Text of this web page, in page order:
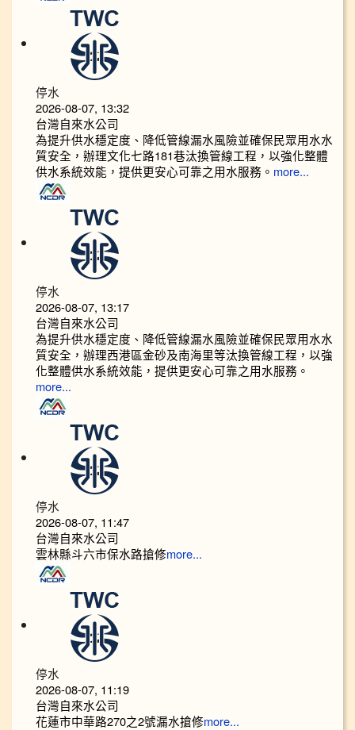
停水
2026-08-07, 13:32
台灣自來水公司
為提升供水穩定度、降低管線漏水風險並確保民眾用水水
質安全，辦理文化七路181巷汰換管線工程，以強化整體
供水系統效能，提供更安心可靠之用水服務。 more...
停水
2026-08-07, 13:17
台灣自來水公司
為提升供水穩定度、降低管線漏水風險並確保民眾用水水
質安全，辦理西港區金砂及南海里等汰換管線工程，以強
化整體供水系統效能，提供更安心可靠之用水服務。
more...
停水
2026-08-07, 11:47
台灣自來水公司
雲林縣斗六市保水路搶修more...
停水
2026-08-07, 11:19
台灣自來水公司
花蓮市中華路270之2號漏水搶修more...